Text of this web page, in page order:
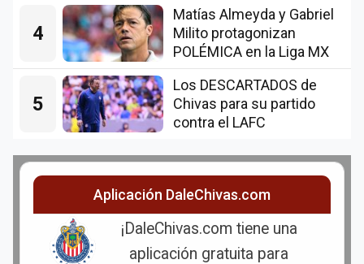
4
Matías Almeyda y Gabriel
Milito protagonizan
POLÉMICA en la Liga MX
5
Los DESCARTADOS de
Chivas para su partido
contra el LAFC
Aplicación DaleChivas.com
¡DaleChivas.com tiene una
aplicación gratuita para